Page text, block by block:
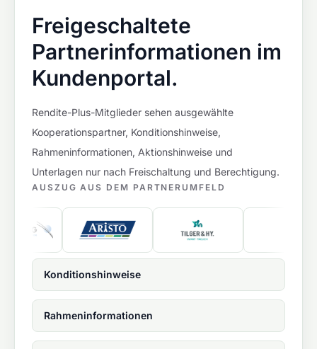
Freigeschaltete
Partnerinformationen im
Kundenportal.
Rendite-Plus-Mitglieder sehen ausgewählte
Kooperationspartner, Konditionshinweise,
Rahmeninformationen, Aktionshinweise und
Unterlagen nur nach Freischaltung und Berechtigung.
AUSZUG AUS DEM PARTNERUMFELD
Konditionshinweise
Rahmeninformationen